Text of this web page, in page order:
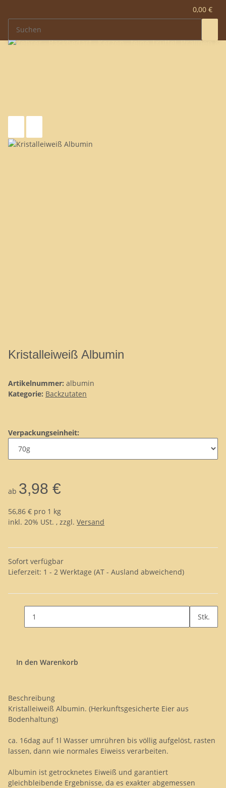
0,00 €
Kristalleiweiß Albumin
Artikelnummer: albumin
Kategorie: Backzutaten
Verpackungseinheit:
ab 3,98 €
56,86 € pro 1 kg
inkl. 20% USt. , zzgl. Versand
Sofort verfügbar
Lieferzeit: 1 - 2 Werktage (AT - Ausland abweichend)
Stk.
In den Warenkorb
Beschreibung
Kristalleiweiß Albumin. (Herkunftsgesicherte Eier aus
Bodenhaltung)
ca. 16dag auf 1l Wasser umrühren bis völlig aufgelöst, rasten
lassen, dann wie normales Eiweiss verarbeiten.
Albumin ist getrocknetes Eiweiß und garantiert
gleichbleibende Ergebnisse, da es exakter abgemessen